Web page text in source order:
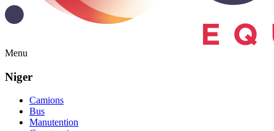
Menu
Niger
Camions
Bus
Manutention